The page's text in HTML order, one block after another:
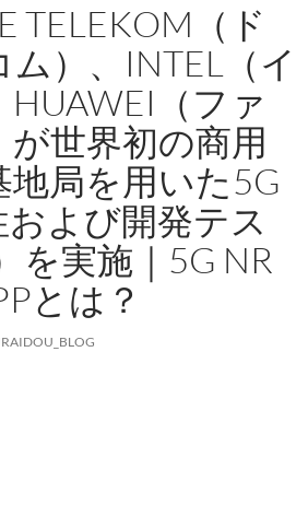
TELEKOM（ド
）、INTEL（イ
HUAWEI（ファ
が世界初の商用
局を用いた5G
よび開発テス
を実施｜5G NR
とは？